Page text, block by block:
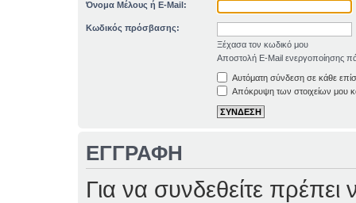
Όνομα Μέλους ή E-Mail:
Κωδικός πρόσβασης:
Ξέχασα τον κωδικό μου
Αποστολή E-Mail ενεργοποίησης
Αυτόματη σύνδεση σε κάθε
Απόκρυψη των στοιχείων μου
ΕΓΓΡΑΦΗ
Για να συνδεθείτε